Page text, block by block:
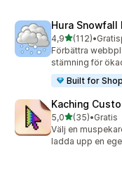
Hura
4,9av 5 stjärnor
(112)
112 recensioner
•
Förbättra
stämning för
Built for
Kaching
5,0av 5 stjärnor
(35)
35 recensioner
•Gratis
Välj en
ladda upp en